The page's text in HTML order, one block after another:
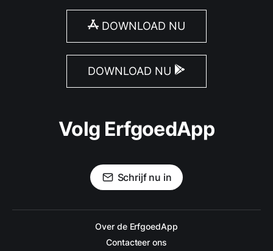
DOWNLOAD NU
DOWNLOAD NU
Volg ErfgoedApp
Schrijf nu in
Over de ErfgoedApp
Contacteer ons